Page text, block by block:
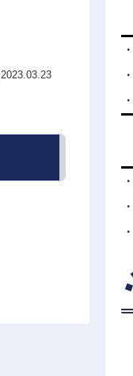
2023.03.23
・
・
・
・
・
・